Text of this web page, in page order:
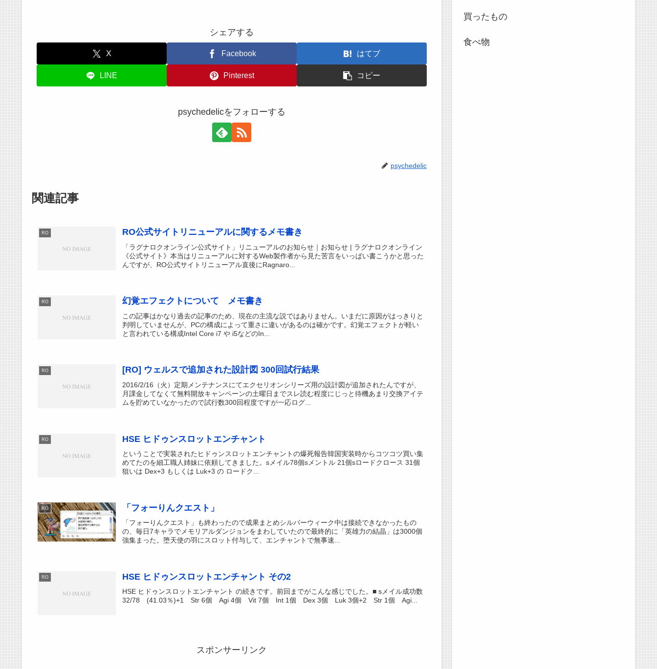
シェアする
X Facebook はてブ
LINE Pinterest コピー
psychedelicをフォローする
psychedelic
関連記事
RO RO公式サイトリニューアルに関するメモ書き
「ラグナロクオンライン公式サイト」リニューアルのお知らせ｜お知らせ | ラグナロクオンライン
《公式サイト》本当はリニューアルに対するWeb製作者から見た苦言をいっぱい書こうかと思った
んですが、RO公式サイトリニューアル直後にRagnaro...
RO 幻覚エフェクトについて メモ書き
この記事はかなり過去の記事のため、現在の主流な説ではありません。いまだに原因がはっきりと
判明していませんが、PCの構成によって重さに違いがあるのは確かです。幻覚エフェクトが軽い
と言われている構成Intel Core i7 や i5などのIn...
RO [RO] ウェルスで追加された設計図 300回試行結果
2016/2/16（火）定期メンテナンスにてエクセリオンシリーズ用の設計図が追加されたんですが、
月課金してなくて無料開放キャンペーンの土曜日までスレ読む程度にじっと待機あまり交換アイテ
ムを貯めていなかったので試行数300回程度ですが一応ログ...
RO HSE ヒドゥンスロットエンチャント
ということで実装されたヒドゥンスロットエンチャントの爆死報告韓国実装時からコツコツ買い集
めてたのを細工職人姉妹に依頼してきました。sメイル78個sメントル 21個sロードクロース 31個
狙いは Dex+3 もしくは Luk+3 の ロードク...
RO 「フォーりんクエスト」
「フォーりんクエスト」も終わったので成果まとめシルバーウィーク中は接続できなかったもの
の、毎日7キャラでメモリアルダンジョンをまわしていたので最終的に「英雄力の結晶」は3000個
強集まった。堕天使の羽にスロット付与して、エンチャントで無事速...
RO HSE ヒドゥンスロットエンチャント その2
HSE ヒドゥンスロットエンチャント の続きです。前回までがこんな感じでした。■ sメイル成功数
32/78 (41.03％)+1 Str 6個 Agi 4個 Vit 7個 Int 1個 Dex 3個 Luk 3個+2 Str 1個 Agi...
スポンサーリンク
買ったもの
食べ物